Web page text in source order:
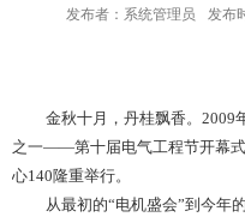
发布者：系统管理员 发布
金秋十月，丹桂飘香。2009
之一——第十届电气工程节开幕
心140隆重举行。
从最初的“电机盛会”到今年